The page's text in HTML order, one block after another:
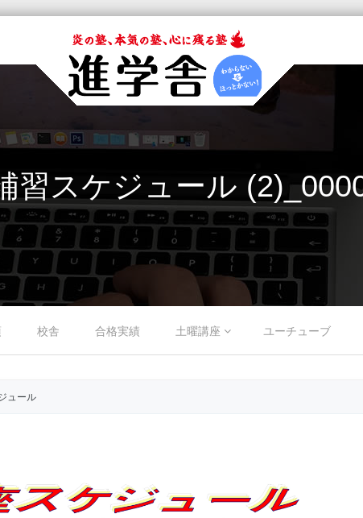
習スケジュール
校舎 合格実績 土曜講座 ユーチューブ
ュール